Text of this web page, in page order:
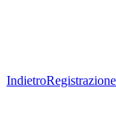
Indietro